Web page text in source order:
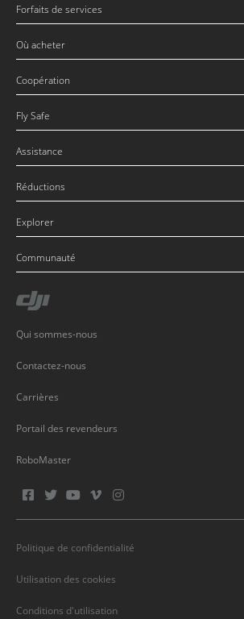
Forfaits de services
Où acheter
Coopération
Fly Safe
Assistance
Réductions
Explorer
Communauté
Qui sommes-nous
Contactez-nous
Carrières
Portail des revendeurs
RoboMaster
Politique de confidentialité
Utilisation des cookies
Conditions d'utilisation